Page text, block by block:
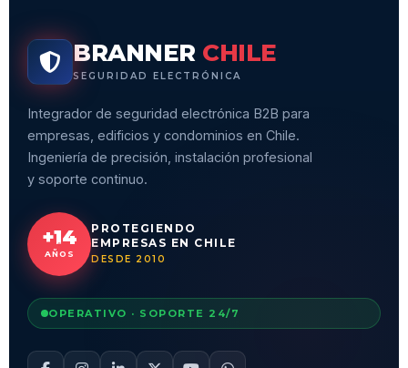
BRANNER CHILE
SEGURIDAD ELECTRÓNICA
Integrador de seguridad electrónica B2B para
empresas, edificios y condominios en Chile.
Ingeniería de precisión, instalación profesional
y soporte continuo.
+14
AÑOS
PROTEGIENDO
EMPRESAS EN CHILE
DESDE 2010
OPERATIVO · SOPORTE 24/7